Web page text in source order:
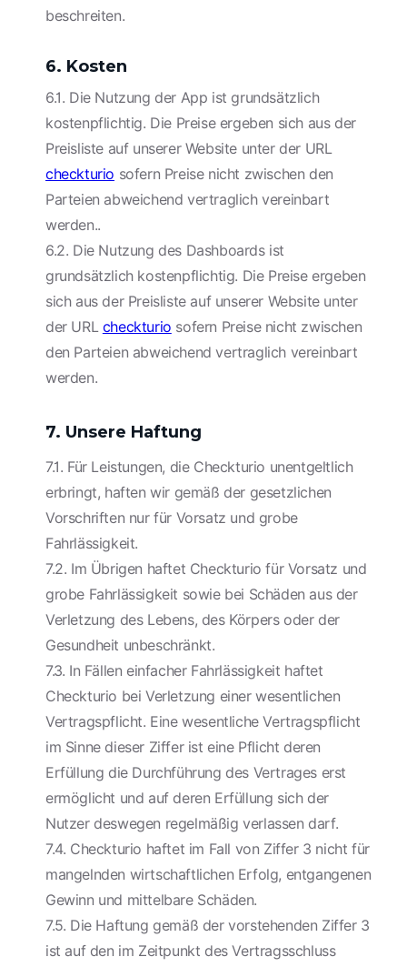
beschreiten.
6. Kosten
6.1. Die Nutzung der App ist grundsätzlich
kostenpflichtig. Die Preise ergeben sich aus der
Preisliste auf unserer Website unter der URL
checkturio sofern Preise nicht zwischen den
Parteien abweichend vertraglich vereinbart
werden..
6.2. Die Nutzung des Dashboards ist
grundsätzlich kostenpflichtig. Die Preise ergeben
sich aus der Preisliste auf unserer Website unter
der URL checkturio sofern Preise nicht zwischen
den Parteien abweichend vertraglich vereinbart
werden.
7. Unsere Haftung
7.1. Für Leistungen, die Checkturio unentgeltlich
erbringt, haften wir gemäß der gesetzlichen
Vorschriften nur für Vorsatz und grobe
Fahrlässigkeit.
7.2. Im Übrigen haftet Checkturio für Vorsatz und
grobe Fahrlässigkeit sowie bei Schäden aus der
Verletzung des Lebens, des Körpers oder der
Gesundheit unbeschränkt.
7.3. In Fällen einfacher Fahrlässigkeit haftet
Checkturio bei Verletzung einer wesentlichen
Vertragspflicht. Eine wesentliche Vertragspflicht
im Sinne dieser Ziffer ist eine Pflicht deren
Erfüllung die Durchführung des Vertrages erst
ermöglicht und auf deren Erfüllung sich der
Nutzer deswegen regelmäßig verlassen darf.
7.4. Checkturio haftet im Fall von Ziffer 3 nicht für
mangelnden wirtschaftlichen Erfolg, entgangenen
Gewinn und mittelbare Schäden.
7.5. Die Haftung gemäß der vorstehenden Ziffer 3
ist auf den im Zeitpunkt des Vertragsschluss